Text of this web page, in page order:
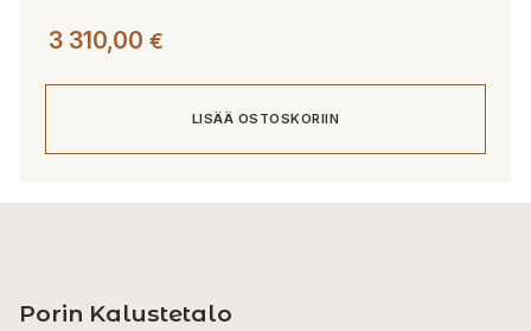
3 310,00 €
LISÄÄ OSTOSKORIIN
Porin Kalustetalo